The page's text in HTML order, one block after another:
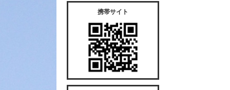
携帯サイト